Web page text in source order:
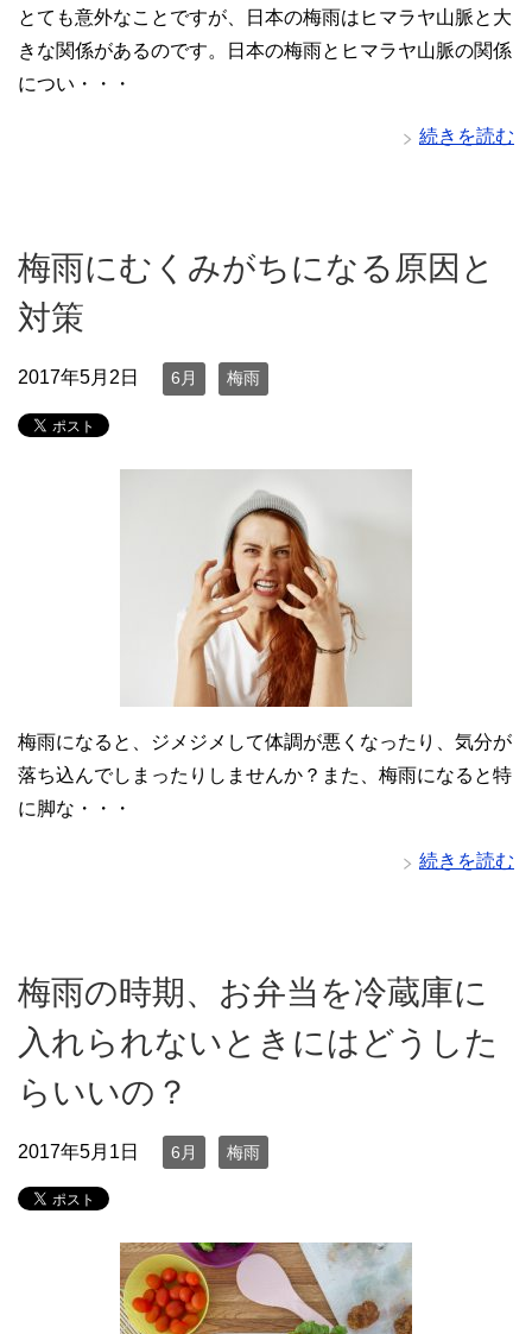
とても意外なことですが、日本の梅雨はヒマラヤ山脈と大
きな関係があるのです。日本の梅雨とヒマラヤ山脈の関係
につい・・・
続きを読む
梅雨にむくみがちになる原因と
対策
2017年5月2日 6月 梅雨
梅雨になると、ジメジメして体調が悪くなったり、気分が
落ち込んでしまったりしませんか？また、梅雨になると特
に脚な・・・
続きを読む
梅雨の時期、お弁当を冷蔵庫に
入れられないときにはどうした
らいいの？
2017年5月1日 6月 梅雨